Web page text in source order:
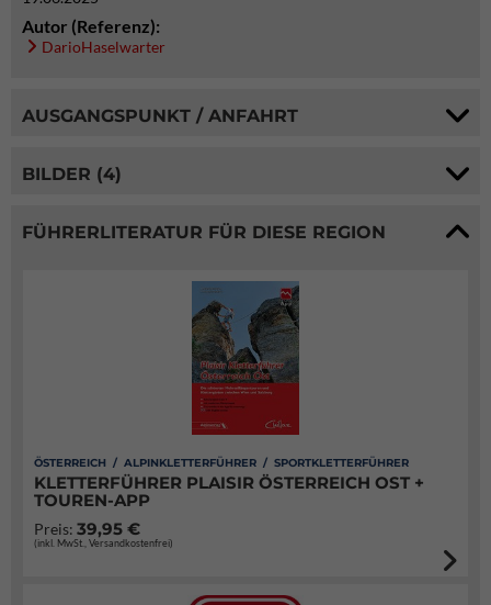
Autor (Referenz):
DarioHaselwarter
AUSGANGSPUNKT / ANFAHRT
BILDER (4)
FÜHRERLITERATUR FÜR DIESE REGION
ÖSTERREICH / ALPINKLETTERFÜHRER / SPORTKLETTERFÜHRER
KLETTERFÜHRER PLAISIR ÖSTERREICH OST +
TOUREN-APP
Preis: 39,95 €
(inkl. MwSt., Versandkostenfrei)